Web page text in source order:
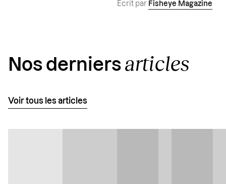
Écrit par Fisheye Magazine
Nos derniers articles
Voir tous les articles